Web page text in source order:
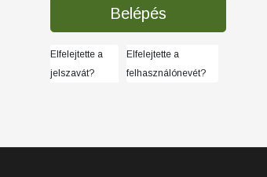
Belépés
Elfelejtette a
jelszavát?
Elfelejtette a
felhasználónevét?